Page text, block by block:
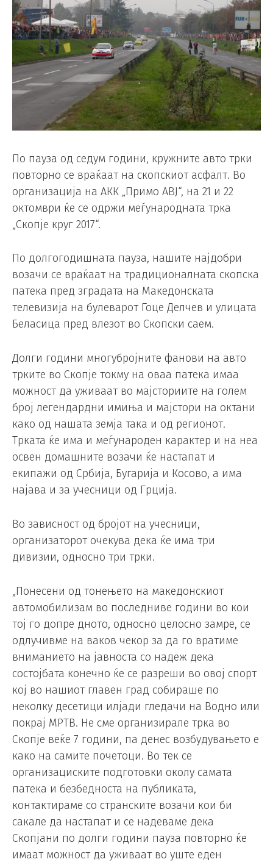
По пауза од седум години, кружните авто трки
повторно се враќаат на скопскиот асфалт. Во
организација на АКК „Примо АВЈ“, на 21 и 22
октомври ќе се одржи меѓународната трка
„Скопје круг 2017“.
По долгогодишната пауза, нашите најдобри
возачи се враќаат на традиционалната скопска
патека пред зградата на Македонската
телевизија на булеварот Гоце Делчев и улицата
Беласица пред влезот во Скопски саем.
Долги години многубројните фанови на авто
трките во Скопје токму на оваа патека имаа
можност да уживаат во мајсториите на голем
број легендардни имиња и мајстори на октани
како од нашата земја така и од регионот.
Трката ќе има и меѓународен карактер и на неа
освен домашните возачи ќе настапат и
екипажи од Србија, Бугарија и Косово, а има
најава и за учесници од Грција.
Во зависност од бројот на учесници,
организаторот очекува дека ќе има три
дивизии, односно три трки.
„Понесени од тонењето на македонскиот
автомобилизам во последниве години во кои
тој го допре дното, односно целосно замре, се
одлучивме на ваков чекор за да го вратиме
вниманието на јавноста со надеж дека
состојбата конечно ќе се разреши во овој спорт
кој во нашиот главен град собираше по
неколку десетици илјади гледачи на Водно или
покрај МРТВ. Не сме организирале трка во
Скопје веќе 7 години, па денес возбудувањето е
како на самите почетоци. Во тек се
организациските подготовки околу самата
патека и безбедноста на публиката,
контактираме со странските возачи кои би
сакале да настапат и се надеваме дека
Скопјани по долги години пауза повторно ќе
имаат можност да уживаат во уште еден